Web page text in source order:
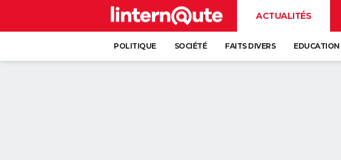
ACTUALITÉS
POLITIQUE SOCIÉTÉ FAITS DIVERS EDUCATION